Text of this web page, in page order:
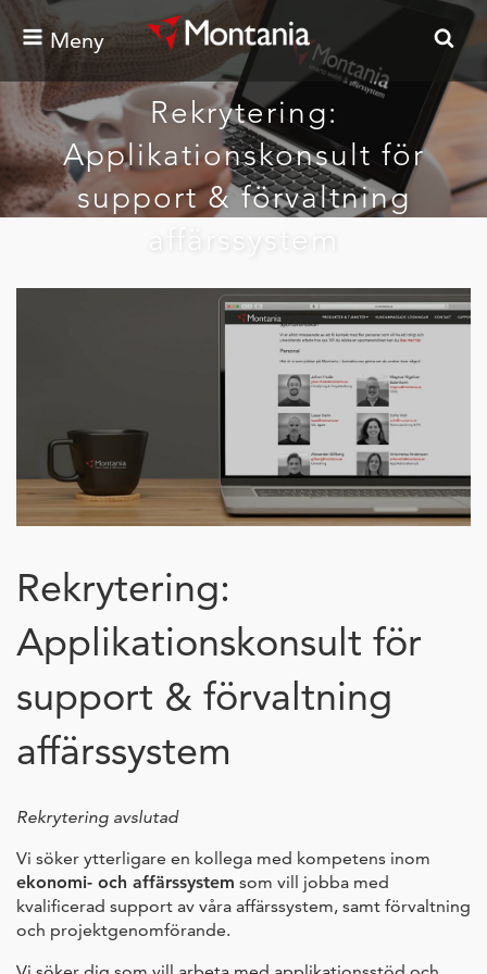
Meny
Rekrytering:
Applikationskonsult för
support & förvaltning
affärssystem
Rekrytering:
Applikationskonsult för
support & förvaltning
affärssystem
Rekrytering avslutad
Vi söker ytterligare en kollega med kompetens inom
ekonomi- och affärssystem som vill jobba med
kvalificerad support av våra affärssystem, samt förvaltning
och projektgenomförande.